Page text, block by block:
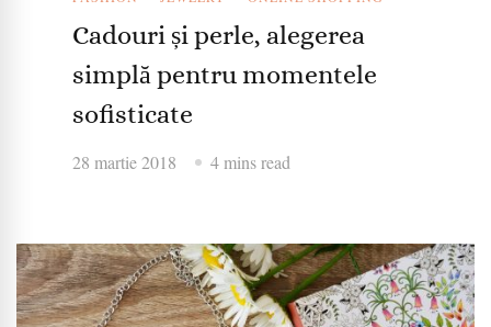
Cadouri și perle, alegerea
simplă pentru momentele
sofisticate
28 martie 2018 4 mins read